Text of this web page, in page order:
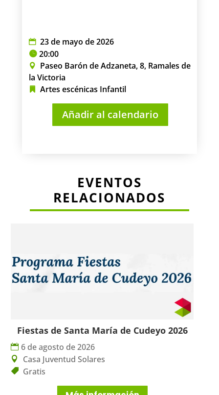
23 de mayo de 2026
20:00
Paseo Barón de Adzaneta, 8, Ramales de
la Victoria
Artes escénicas Infantil
Añadir al calendario
EVENTOS
RELACIONADOS
Fiestas de Santa María de Cudeyo 2026
6 de agosto de 2026
Casa Juventud Solares
Gratis